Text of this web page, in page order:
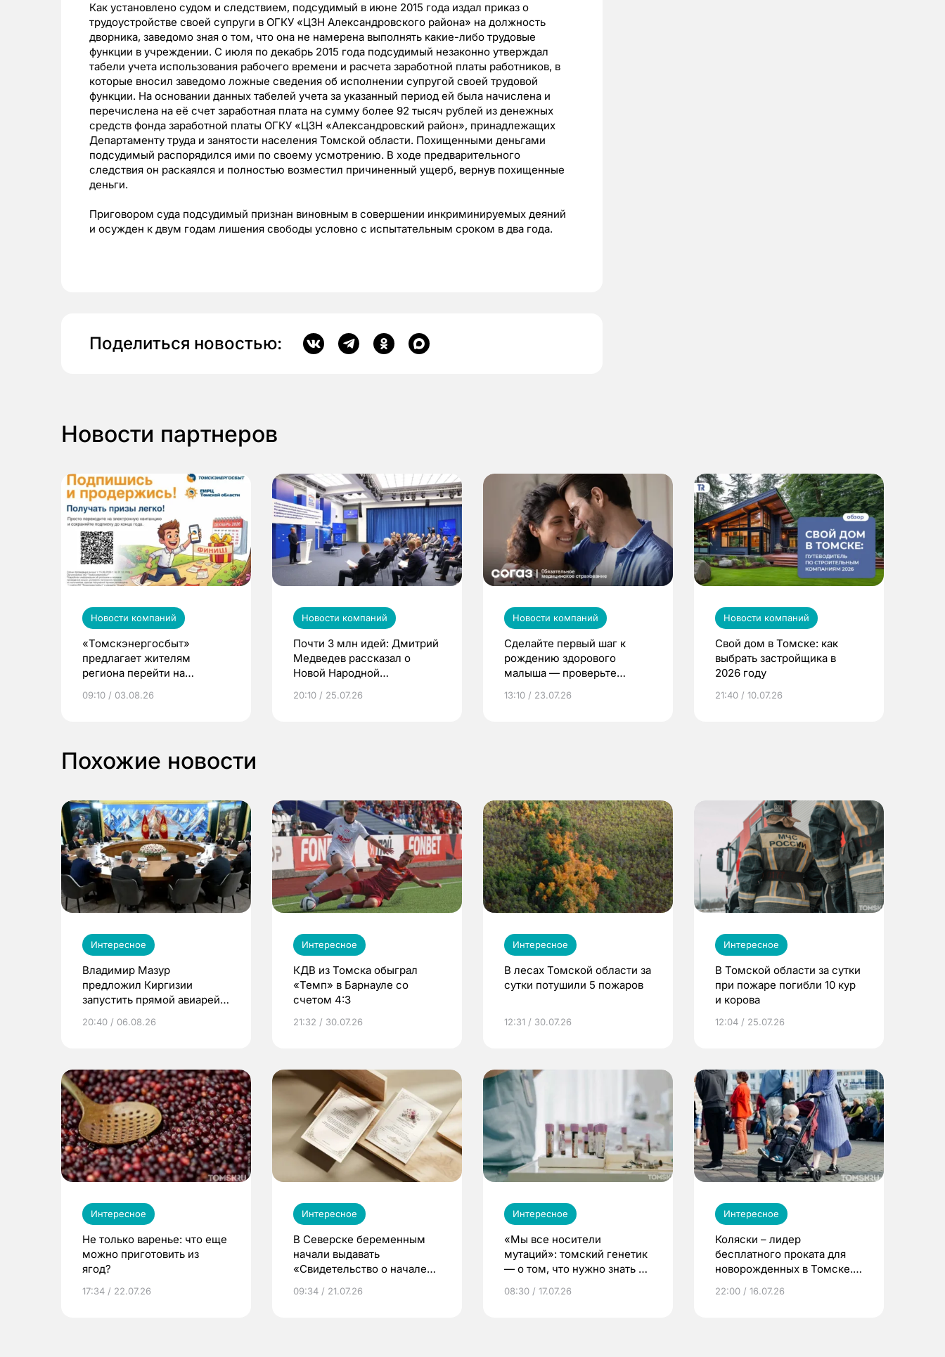
Как установлено судом и следствием, подсудимый в июне 2015 года издал приказ о
трудоустройстве своей супруги в ОГКУ «ЦЗН Александровского района» на должность
дворника, заведомо зная о том, что она не намерена выполнять какие-либо трудовые
функции в учреждении. С июля по декабрь 2015 года подсудимый незаконно утверждал
табели учета использования рабочего времени и расчета заработной платы работников, в
которые вносил заведомо ложные сведения об исполнении супругой своей трудовой
функции. На основании данных табелей учета за указанный период ей была начислена и
перечислена на её счет заработная плата на сумму более 92 тысяч рублей из денежных
средств фонда заработной платы ОГКУ «ЦЗН «Александровский район», принадлежащих
Департаменту труда и занятости населения Томской области. Похищенными деньгами
подсудимый распорядился ими по своему усмотрению. В ходе предварительного
следствия он раскаялся и полностью возместил причиненный ущерб, вернув похищенные
деньги.
Приговором суда подсудимый признан виновным в совершении инкриминируемых деяний
и осужден к двум годам лишения свободы условно с испытательным сроком в два года.
Поделиться новостью:
Новости партнеров
Новости компаний
«Томскэнергосбыт»
предлагает жителям
региона перейти на
выиграть призы
09:10 / 03.08.26
Новости компаний
Почти 3 млн идей: Дмитрий
Медведев рассказал о
Новой Народной
20:10 / 25.07.26
Новости компаний
Сделайте первый шаг к
рождению здорового
малыша — проверьте
по ОМС!
13:10 / 23.07.26
Новости компаний
Свой дом в Томске: как
выбрать застройщика в
2026 году
21:40 / 10.07.26
Похожие новости
Интересное
Владимир Мазур
предложил Киргизии
запустить прямой авиарейс
20:40 / 06.08.26
Интересное
КДВ из Томска обыграл
«Темп» в Барнауле со
счетом 4:3
21:32 / 30.07.26
Интересное
В лесах Томской области за
сутки потушили 5 пожаров
12:31 / 30.07.26
Интересное
В Томской области за сутки
при пожаре погибли 10 кур
и корова
12:04 / 25.07.26
Интересное
Не только варенье: что еще
можно приготовить из
ягод?
17:34 / 22.07.26
Интересное
В Северске беременным
начали выдавать
«Свидетельство о начале
09:34 / 21.07.26
Интересное
«Мы все носители
мутаций»: томский генетик
— о том, что нужно знать до
08:30 / 17.07.26
Интересное
Коляски – лидер
бесплатного проката для
новорожденных в Томске.
22:00 / 16.07.26